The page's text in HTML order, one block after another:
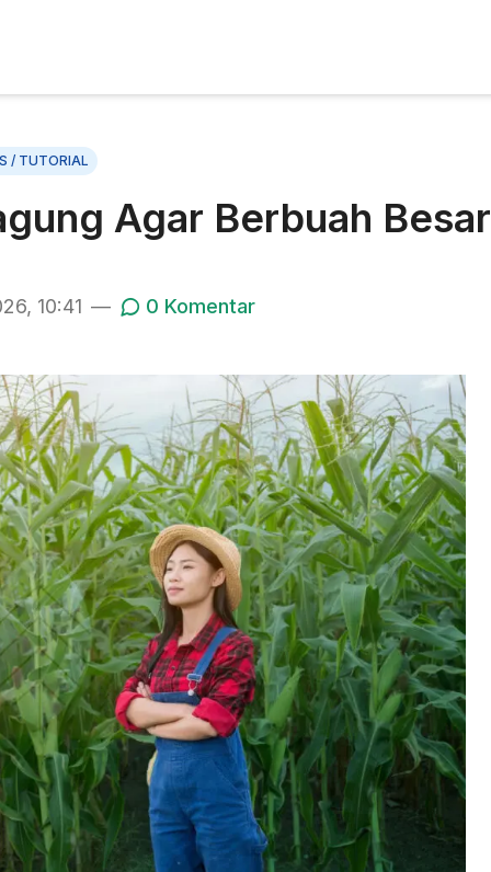
/ TUTORIAL
Agar Berbuah Besar
10:41 — 0 Komentar